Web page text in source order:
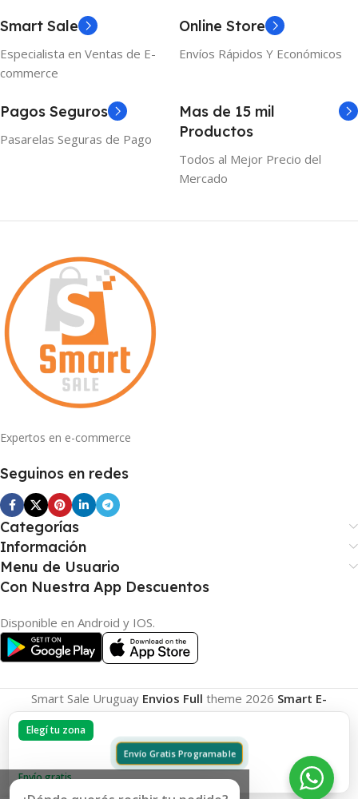
Elegí tu zona
Envío Gratis Programable
Envío gratis
Smart Sale
Especialista en Ventas de E-
commerce
Online Store
Envíos Rápidos Y Económicos
Pagos Seguros
Pasarelas Seguras de Pago
Mas de 15 mil
Productos
Todos al Mejor Precio del
Mercado
Expertos en e-commerce
Seguinos en redes
Categorías
Información
Menu de Usuario
Con Nuestra App Descuentos
Disponible en Android y IOS.
Smart Sale Uruguay Envios Full theme 2026 Smart E-